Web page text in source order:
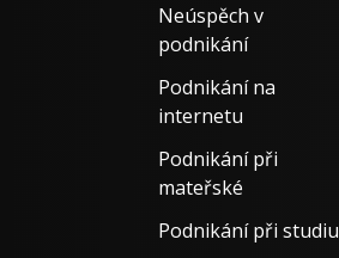
Neúspěch v
podnikání
Podnikání na
internetu
Podnikání při
mateřské
Podnikání při studiu